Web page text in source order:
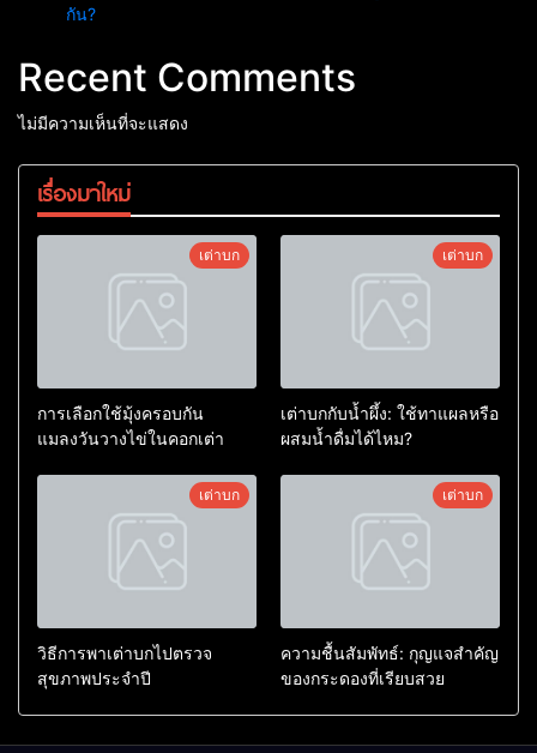
กัน?
Recent Comments
ไม่มีความเห็นที่จะแสดง
เรื่องมาใหม่
เต่าบก
การเลือกใช้มุ้งครอบกัน
แมลงวันวางไข่ในคอกเต่า
เต่าบก
เต่าบกกับน้ำผึ้ง: ใช้ทาแผลหรือ
ผสมน้ำดื่มได้ไหม?
เต่าบก
วิธีการพาเต่าบกไปตรวจ
สุขภาพประจำปี
เต่าบก
ความชื้นสัมพัทธ์: กุญแจสำคัญ
ของกระดองที่เรียบสวย